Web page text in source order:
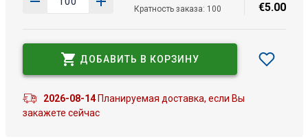
Кратность заказа: 100
€5.00
ДОБАВИТЬ В КОРЗИНУ
2026-08-14Планируемая доставка, если Вы
закажете сейчас